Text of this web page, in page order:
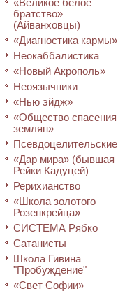
«Великое белое
братство»
(Айванховцы)
«Диагностика кармы»
Неокаббалистика
«Новый Акрополь»
Неоязычники
«Нью эйдж»
«Общество спасения
землян»
Псевдоцелительские
«Дар мира» (бывшая
Рейки Кадуцей)
Рерихианство
«Школа золотого
Розенкрейца»
СИСТЕМА Рябко
Сатанисты
Школа Гивина
"Пробуждение"
«Свет Софии»